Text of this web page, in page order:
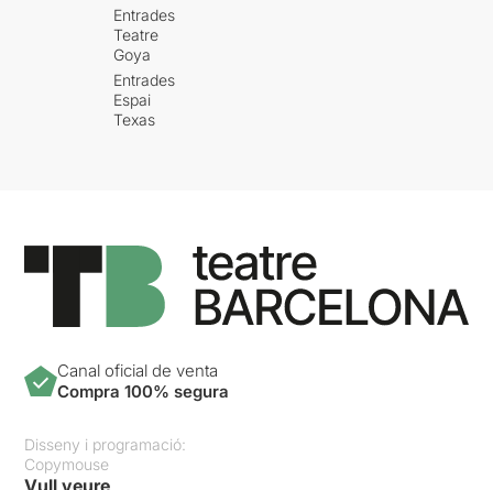
Entrades
Teatre
Goya
Entrades
Espai
Texas
Canal oficial de venta
Compra 100% segura
Disseny i programació:
Copymouse